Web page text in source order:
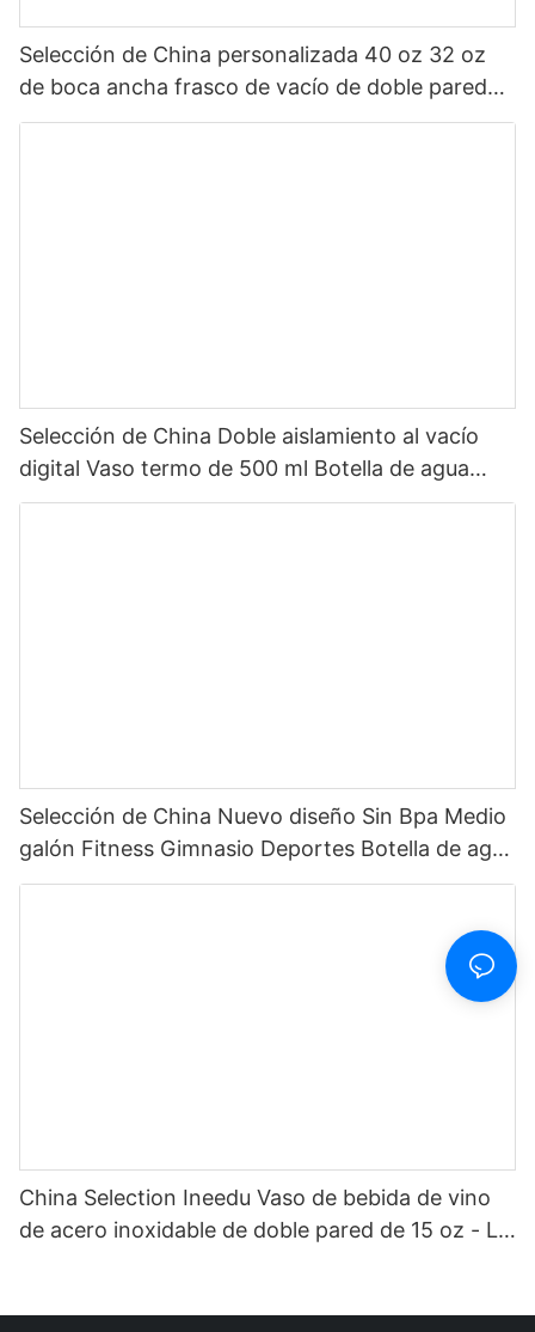
Selección de China personalizada 40 oz 32 oz
de boca ancha frasco de vacío de doble pared
botella de agua deportiva aislada de acero
Selección de China Doble aislamiento al vacío
digital Vaso termo de 500 ml Botella de agua
inteligente de acero inoxidable con pantalla LED
Selección de China Nuevo diseño Sin Bpa Medio
galón Fitness Gimnasio Deportes Botella de agua
motivacional de plástico transparente con
China Selection Ineedu Vaso de bebida de vino
de acero inoxidable de doble pared de 15 oz - La